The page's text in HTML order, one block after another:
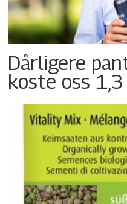
Dårligere
koste oss